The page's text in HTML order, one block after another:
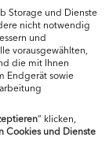
Storage und Dienste
nicht notwendig
und
vorausgewählten,
die mit Ihnen
Endgerät sowie
“ klicken,
Cookies und Dienste